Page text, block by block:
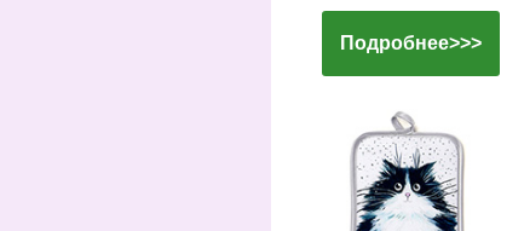
Подробнее>>>